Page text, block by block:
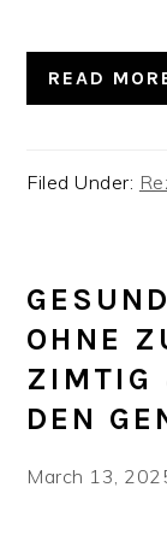
READ
Filed Under:
OHNE
ZIMTIG
DEN
March 13,